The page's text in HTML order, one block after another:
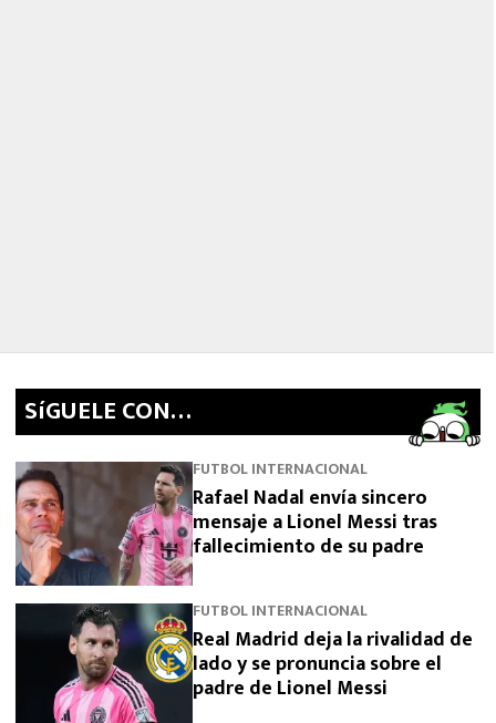
SíGUELE CON…
FUTBOL INTERNACIONAL
Rafael Nadal envía sincero
mensaje a Lionel Messi tras
fallecimiento de su padre
FUTBOL INTERNACIONAL
Real Madrid deja la rivalidad de
lado y se pronuncia sobre el
padre de Lionel Messi